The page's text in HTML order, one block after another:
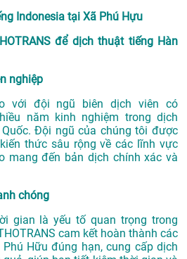
Indonesia tại Xã Phú Hựu
để dịch thuật tiếng Hàn
nghiệp
với đội ngũ biên dịch viên có
năm kinh nghiệm trong dịch
Đội ngũ của chúng tôi được
thức sâu rộng về các lĩnh vực
mang đến bản dịch chính xác và
chóng
gian là yếu tố quan trọng trong
cam kết hoàn thành các
Hữu đúng hạn, cung cấp dịch